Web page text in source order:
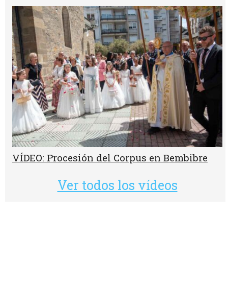
VÍDEO: Procesión del Corpus en Bembibre
Ver todos los vídeos